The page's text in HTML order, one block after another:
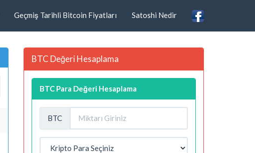
Geçmiş Tarihli Bitcoin Fiyatları Satoshi Nedir
BTC Değeri Hesaplama
BTC Para Değeri Hesaplama
BTC